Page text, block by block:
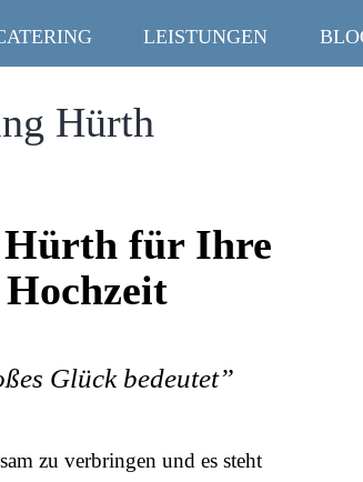
LEISTUNGEN
Hürth
Hürth für Ihre
Glück bedeutet”
zu verbringen und es steht